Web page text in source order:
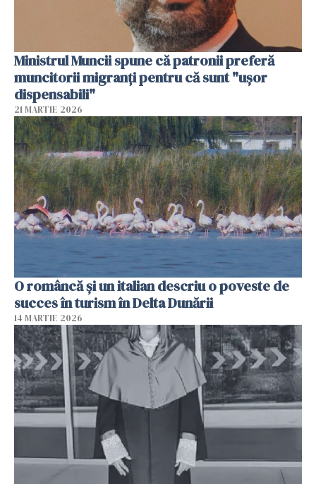
Ministrul Muncii spune că patronii preferă
muncitorii migranți pentru că sunt "uşor
dispensabili"
21 MARTIE 2026
O româncă și un italian descriu o poveste de
succes în turism în Delta Dunării
14 MARTIE 2026